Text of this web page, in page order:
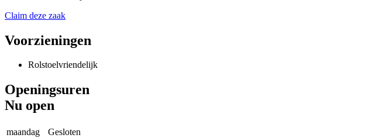
Claim deze zaak
Voorzieningen
Rolstoelvriendelijk
Openingsuren
Nu open
maandag
Gesloten